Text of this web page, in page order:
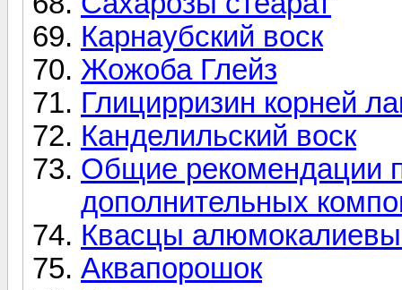
Карнаубский воск
Жожоба Глейз
Глицирризин корней
Канделильский воск
Общие рекомендации
дополнительных
Квасцы
Аквапорошок